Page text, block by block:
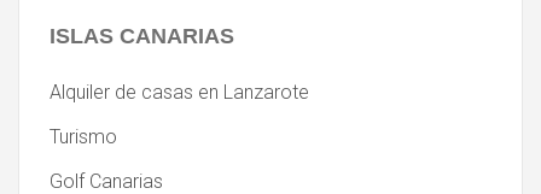
ISLAS CANARIAS
Alquiler de casas en Lanzarote
Turismo
Golf Canarias